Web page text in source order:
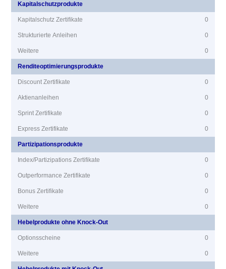
Kapitalschutzprodukte
Kapitalschutz Zertifikate 0
Strukturierte Anleihen 0
Weitere 0
Renditeoptimierungsprodukte
Discount Zertifikate 0
Aktienanleihen 0
Sprint Zertifikate 0
Express Zertifikate 0
Partizipationsprodukte
Index/Partizipations Zertifikate 0
Outperformance Zertifikate 0
Bonus Zertifikate 0
Weitere 0
Hebelprodukte ohne Knock-Out
Optionsscheine 0
Weitere 0